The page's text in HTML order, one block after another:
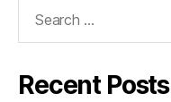
Recent Posts